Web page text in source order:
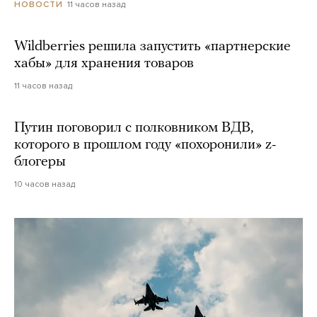
НОВОСТИ 11 часов назад
Wildberries решила запустить «партнерские
хабы» для хранения товаров
11 часов назад
Путин поговорил с полковником ВДВ,
которого в прошлом году «похоронили» z-
блогеры
10 часов назад